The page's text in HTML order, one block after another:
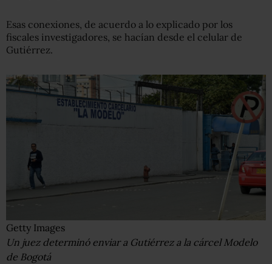
Esas conexiones, de acuerdo a lo explicado por los
fiscales investigadores, se hacían desde el celular de
Gutiérrez.
Getty Images
Un juez determinó enviar a Gutiérrez a la cárcel Modelo
de Bogotá